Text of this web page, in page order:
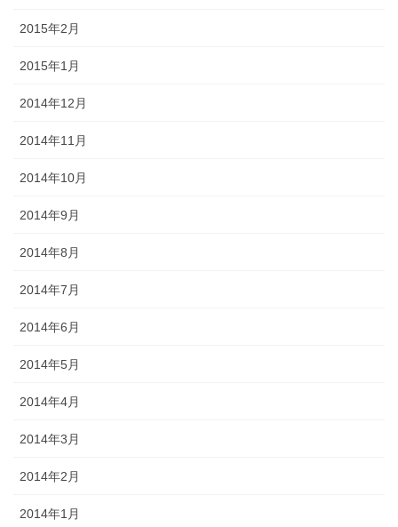
2015年2月
2015年1月
2014年12月
2014年11月
2014年10月
2014年9月
2014年8月
2014年7月
2014年6月
2014年5月
2014年4月
2014年3月
2014年2月
2014年1月